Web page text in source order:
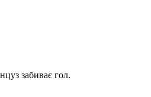
забиває гол.